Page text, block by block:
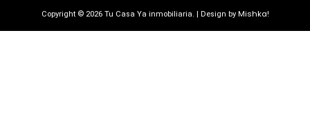
Copyright © 2026 Tu Casa Ya inmobiliaria. | Design by Mishka!